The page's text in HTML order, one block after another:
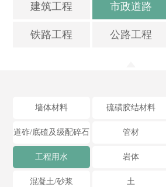
建筑工程 市政道路
铁路工程 公路工程
墙体材料 硫磺胶结材料
道砟/底碴及级配碎石 管材
工程用水 岩体
混凝土/砂浆 土